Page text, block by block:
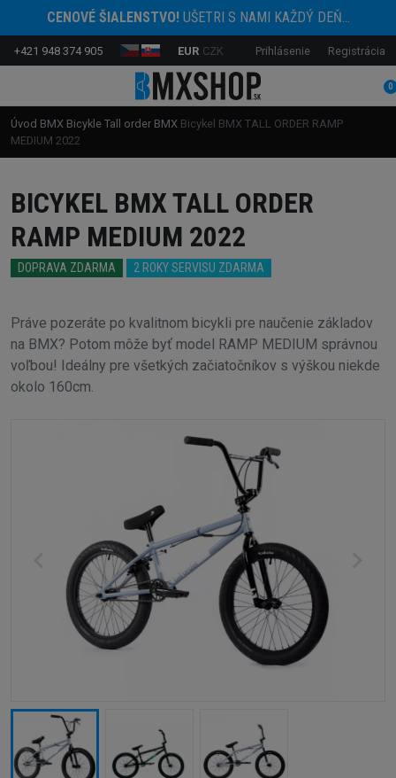
CENOVÉ ŠIALENSTVO!UŠETRI S NAMI KAŽDÝ DEŇ...
+421 948 374 905 EUR CZK Prihlásenie Registrácia
0
Úvod BMX Bicykle Tall order BMX Bicykel BMX TALL ORDER RAMP
MEDIUM 2022
BICYKEL BMX TALL ORDER
RAMP MEDIUM 2022
DOPRAVA ZDARMA 2 ROKY SERVISU ZDARMA
Práve pozeráte po kvalitnom bicykli pre naučenie základov
na BMX? Potom môže byť model RAMP MEDIUM správnou
voľbou! Ideálny pre všetkých začiatočníkov s výškou niekde
okolo 160cm.